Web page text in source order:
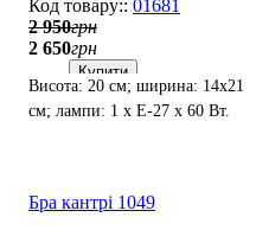
01681
2 950грн
2 650грн
Купити
Висота: 20 см; ширина: 14х21
см; лампи: 1 х Е-27 х 60 Вт.
Бра кантрі 1049